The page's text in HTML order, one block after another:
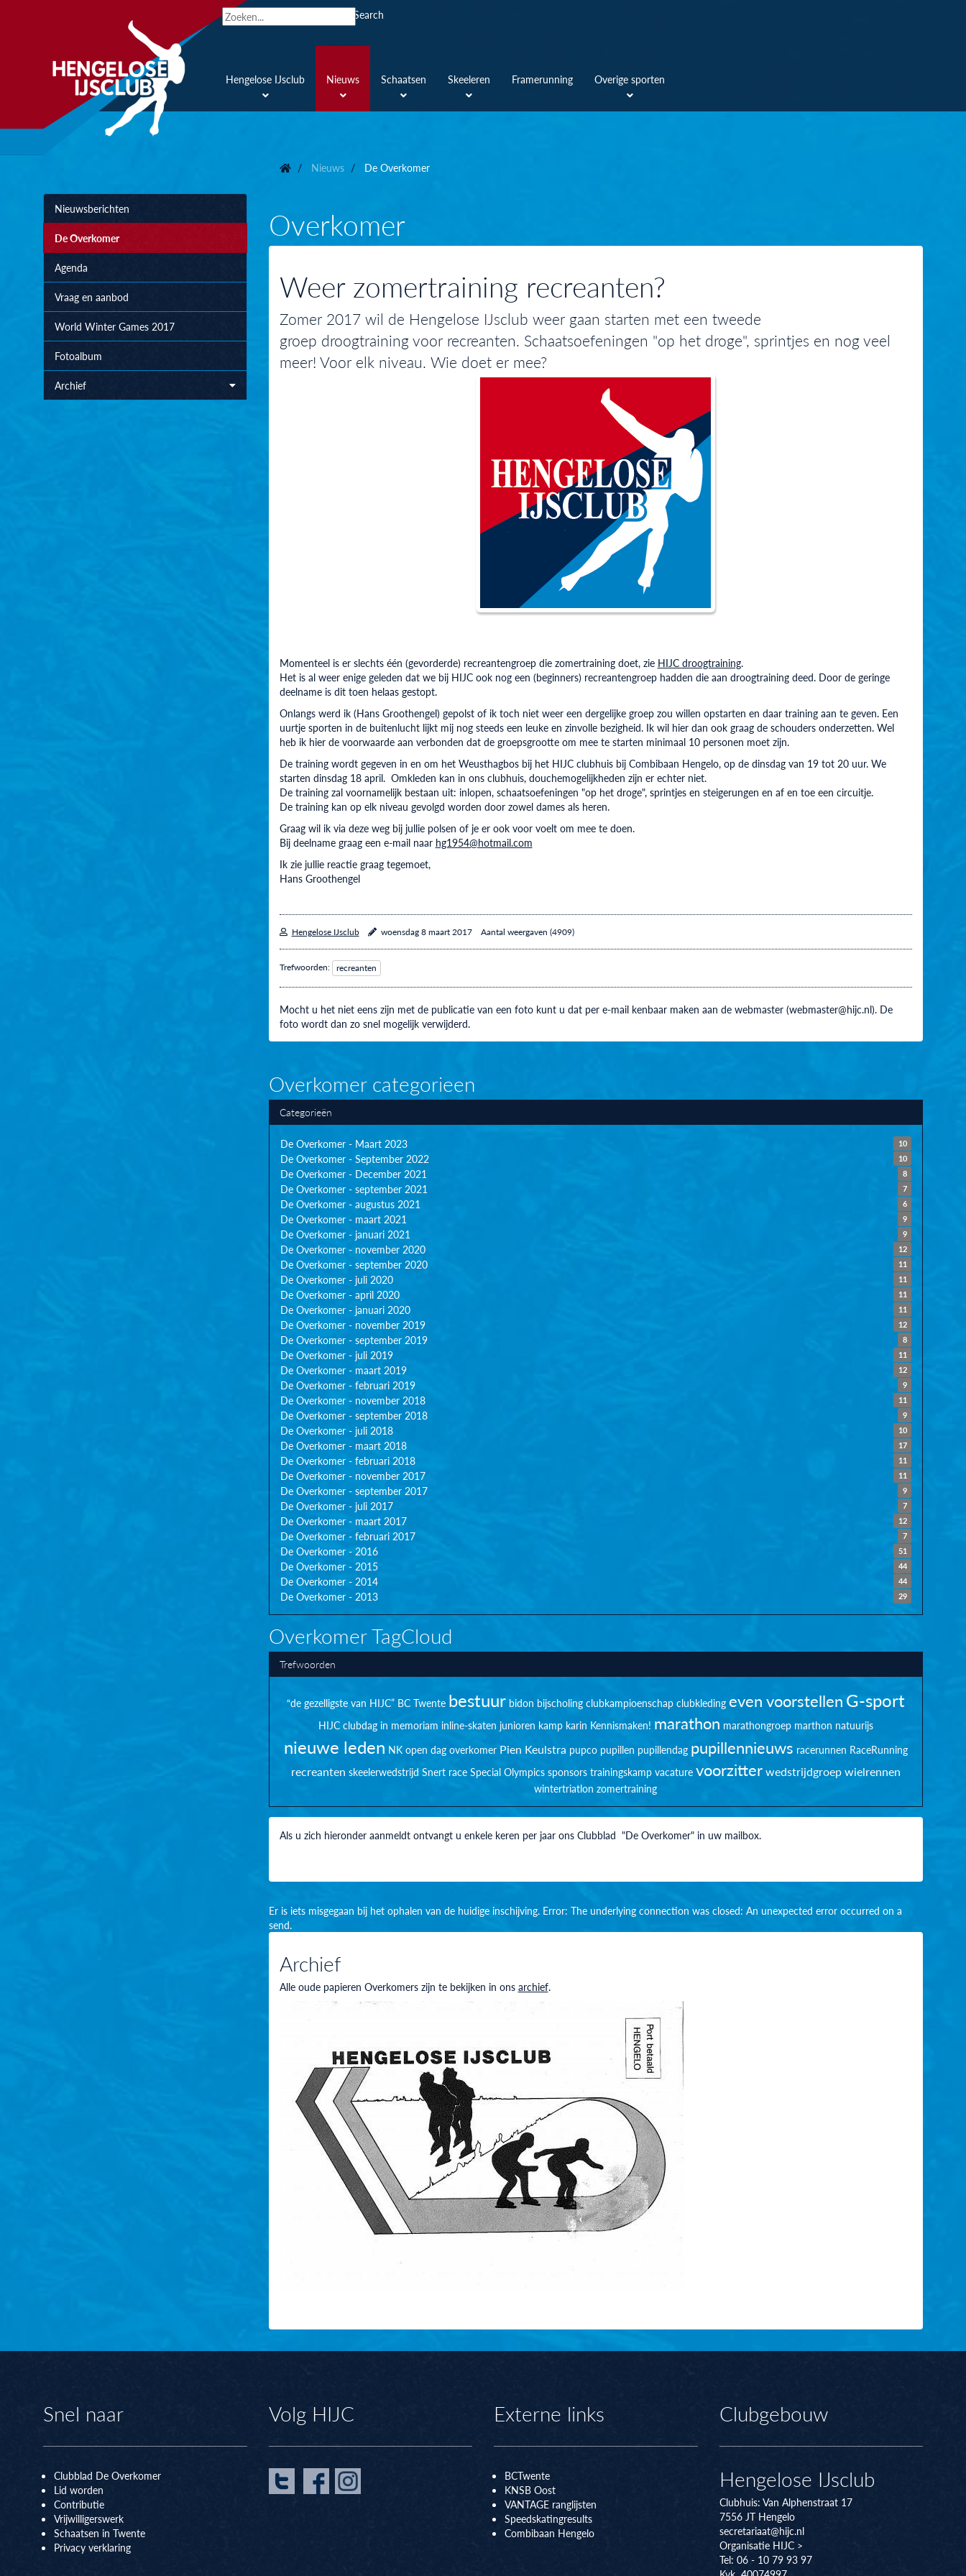
Search
Hengelose IJsclub Nieuws Schaatsen Skeeleren Framerunning Overige sporten
Nieuwsberichten
De Overkomer
Agenda
Vraag en aanbod
World Winter Games 2017
Fotoalbum
Archief
Nieuws De Overkomer
Overkomer
Weer zomertraining recreanten?
Zomer 2017 wil de Hengelose IJsclub weer gaan starten met een tweede
groep droogtraining voor recreanten. Schaatsoefeningen "op het droge", sprintjes en nog veel
meer! Voor elk niveau. Wie doet er mee?
Momenteel is er slechts één (gevorderde) recreantengroep die zomertraining doet, zie HIJC droogtraining.
Het is al weer enige geleden dat we bij HIJC ook nog een (beginners) recreantengroep hadden die aan droogtraining deed. Door de geringe
deelname is dit toen helaas gestopt.
Onlangs werd ik (Hans Groothengel) gepolst of ik toch niet weer een dergelijke groep zou willen opstarten en daar training aan te geven. Een
uurtje sporten in de buitenlucht lijkt mij nog steeds een leuke en zinvolle bezigheid. Ik wil hier dan ook graag de schouders onderzetten. Wel
heb ik hier de voorwaarde aan verbonden dat de groepsgrootte om mee te starten minimaal 10 personen moet zijn.
De training wordt gegeven in en om het Weusthagbos bij het HIJC clubhuis bij Combibaan Hengelo, op de dinsdag van 19 tot 20 uur. We
starten dinsdag 18 april. Omkleden kan in ons clubhuis, douchemogelijkheden zijn er echter niet.
De training zal voornamelijk bestaan uit: inlopen, schaatsoefeningen "op het droge", sprintjes en steigerungen en af en toe een circuitje.
De training kan op elk niveau gevolgd worden door zowel dames als heren.
Graag wil ik via deze weg bij jullie polsen of je er ook voor voelt om mee te doen.
Bij deelname graag een e-mail naar hg1954@hotmail.com
Ik zie jullie reactie graag tegemoet,
Hans Groothengel
Hengelose IJsclub woensdag 8 maart 2017 Aantal weergaven (4909)
Trefwoorden: recreanten
Mocht u het niet eens zijn met de publicatie van een foto kunt u dat per e-mail kenbaar maken aan de webmaster (webmaster@hijc.nl). De
foto wordt dan zo snel mogelijk verwijderd.
Overkomer categorieen
Categorieën
10
De Overkomer - Maart 2023
10
De Overkomer - September 2022
8
De Overkomer - December 2021
7
De Overkomer - september 2021
6
De Overkomer - augustus 2021
9
De Overkomer - maart 2021
9
De Overkomer - januari 2021
12
De Overkomer - november 2020
11
De Overkomer - september 2020
11
De Overkomer - juli 2020
11
De Overkomer - april 2020
11
De Overkomer - januari 2020
12
De Overkomer - november 2019
8
De Overkomer - september 2019
11
De Overkomer - juli 2019
12
De Overkomer - maart 2019
9
De Overkomer - februari 2019
11
De Overkomer - november 2018
9
De Overkomer - september 2018
10
De Overkomer - juli 2018
17
De Overkomer - maart 2018
11
De Overkomer - februari 2018
11
De Overkomer - november 2017
9
De Overkomer - september 2017
7
De Overkomer - juli 2017
12
De Overkomer - maart 2017
7
De Overkomer - februari 2017
51
De Overkomer - 2016
44
De Overkomer - 2015
44
De Overkomer - 2014
29
De Overkomer - 2013
Overkomer TagCloud
Trefwoorden
“de gezelligste van HIJC” BC Twente bestuur bidon bijscholing clubkampioenschap clubkleding even voorstellenG-sport
HIJC clubdag in memoriam inline-skaten junioren kamp karin Kennismaken! marathon marathongroep marthon natuurijs
nieuwe leden NK open dag overkomer Pien Keulstra pupco pupillen pupillendag pupillennieuws racerunnen RaceRunning
recreanten skeelerwedstrijd Snert race Special Olympics sponsors trainingskamp vacature voorzitterwedstrijdgroepwielrennen
wintertriatlon zomertraining
Als u zich hieronder aanmeldt ontvangt u enkele keren per jaar ons Clubblad "De Overkomer" in uw mailbox.
Er is iets misgegaan bij het ophalen van de huidige inschijving. Error: The underlying connection was closed: An unexpected error occurred on a
send.
Archief
Alle oude papieren Overkomers zijn te bekijken in ons archief.
Snel naar
Clubblad De Overkomer
Lid worden
Contributie
Vrijwilligerswerk
Schaatsen in Twente
Privacy verklaring
Volg HIJC Externe links
BCTwente
KNSB Oost
VANTAGE ranglijsten
Speedskatingresults
Combibaan Hengelo
Clubgebouw
Hengelose IJsclub
Clubhuis: Van Alphenstraat 17
7556 JT Hengelo
secretariaat@hijc.nl
Organisatie HIJC >
Tel: 06 - 10 79 93 97